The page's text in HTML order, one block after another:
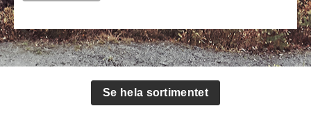
Se hela sortimentet